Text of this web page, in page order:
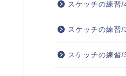
スケッチの練習
スケッチの練習
スケッチの練習